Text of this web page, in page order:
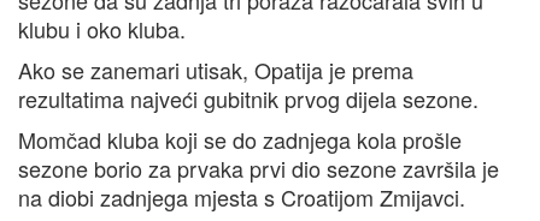
klubu i oko kluba.
Ako se zanemari utisak, Opatija je prema
rezultatima najveći gubitnik prvog dijela sezone.
Momčad kluba koji se do zadnjega kola prošle
sezone borio za prvaka prvi dio sezone završila je
na diobi zadnjega mjesta s Croatijom Zmijavci.